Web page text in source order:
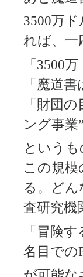
3500万
れば、一
「3500
「魔道
「財団
ング事業”
という
この規
る。ど
査研究機
「冒険
名目での